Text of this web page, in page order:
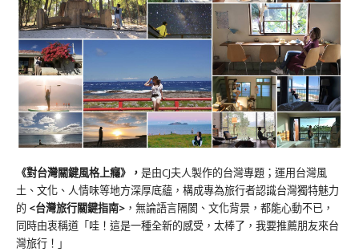
《對台灣關鍵風格上癮》 ， 是由CJ夫人製作的台灣專題；運用台灣風
土、文化、人情味等地方深厚底蘊，構成專為旅行者認識台灣獨特魅力
的 <台灣旅行關鍵指南> ，無論語言隔閡、文化背景，都能心動不已，
同時由衷稱道「哇！這是一種全新的感受，太棒了，我要推薦朋友來台
灣旅行！」